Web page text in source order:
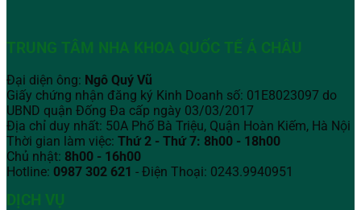
TRUNG TÂM NHA KHOA QUỐC TẾ Á CHÂU
Đại diện ông: Ngô Quý Vũ
Giấy chứng nhận đăng ký Kinh Doanh số: 01E8023097 do
UBND quận Đống Đa cấp ngày 03/03/2017
Địa chỉ duy nhất: 50A Phố Bà Triệu, Quận Hoàn Kiếm, Hà Nội
Thời gian làm việc: Thứ 2 - Thứ 7: 8h00 - 18h00
Chủ nhật: 8h00 - 16h00
Hotline: 0987 302 621 - Điện Thoại: 0243.9940951
DỊCH VỤ